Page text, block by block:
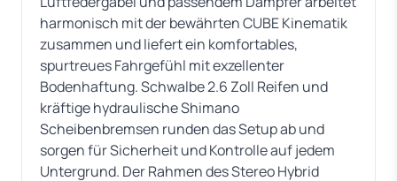
harmonisch mit der bewährten CUBE Kinematik
zusammen und liefert ein komfortables,
spurtreues Fahrgefühl mit exzellenter
Bodenhaftung. Schwalbe 2.6 Zoll Reifen und
kräftige hydraulische Shimano
Scheibenbremsen runden das Setup ab und
sorgen für Sicherheit und Kontrolle auf jedem
Untergrund. Der Rahmen des Stereo Hybrid